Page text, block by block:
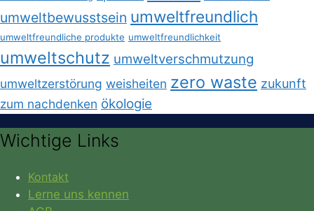
umweltbewusstsein umweltfreundlich
umweltfreundliche produkte umweltfreundlichkeit
umweltschutz umweltverschmutzung
umweltzerstörung weisheiten zero waste zukunft
zum nachdenken ökologie
Wichtige Links
Kontakt
Lerne uns kennen